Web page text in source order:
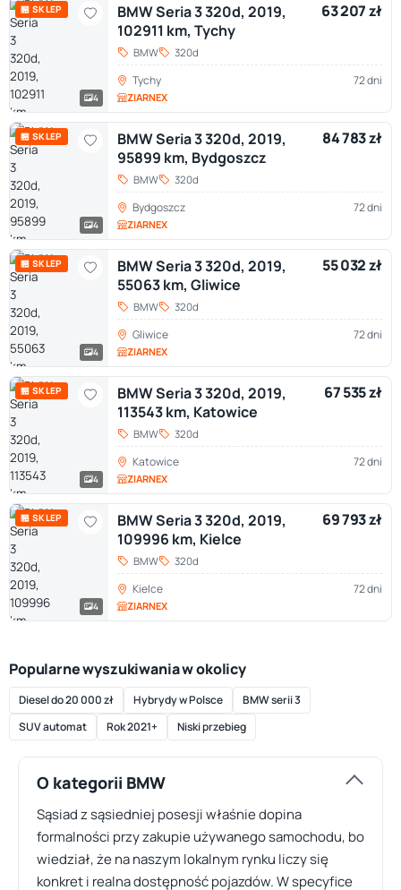
🏪 SKLEP
4
BMW Seria 3 320d, 2019,
102911 km, Tychy
63 207 zł
BMW 320d
Tychy 72 dni
ZIARNEX
🏪 SKLEP
4
BMW Seria 3 320d, 2019,
95899 km, Bydgoszcz
84 783 zł
BMW 320d
Bydgoszcz 72 dni
ZIARNEX
🏪 SKLEP
4
BMW Seria 3 320d, 2019,
55063 km, Gliwice
55 032 zł
BMW 320d
Gliwice 72 dni
ZIARNEX
🏪 SKLEP
4
BMW Seria 3 320d, 2019,
113543 km, Katowice
67 535 zł
BMW 320d
Katowice 72 dni
ZIARNEX
🏪 SKLEP
4
BMW Seria 3 320d, 2019,
109996 km, Kielce
69 793 zł
BMW 320d
Kielce 72 dni
ZIARNEX
Popularne wyszukiwania w okolicy
Diesel do 20 000 zł Hybrydy w Polsce
BMW serii 3
SUV automat
Rok 2021+ Niski przebieg
O kategorii BMW
Sąsiad z sąsiedniej posesji właśnie dopina
formalności przy zakupie używanego samochodu, bo
wiedział, że na naszym lokalnym rynku liczy się
konkret i realna dostępność pojazdów. W specyfice